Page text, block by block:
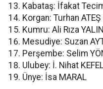
Kabataş: İfakat
Korgan: Turhan ATEŞ
Kumru: Ali Rıza YALIN
Mesudiye: Suzan
Perşembe: Selim
Ulubey: İ. Nihat
Ünye: İsa MARAL